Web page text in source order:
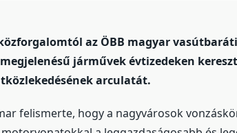
az ÖBB magyar
járművek évtizedeken
arculatát.
felismerte, hogy a nagyvárosok